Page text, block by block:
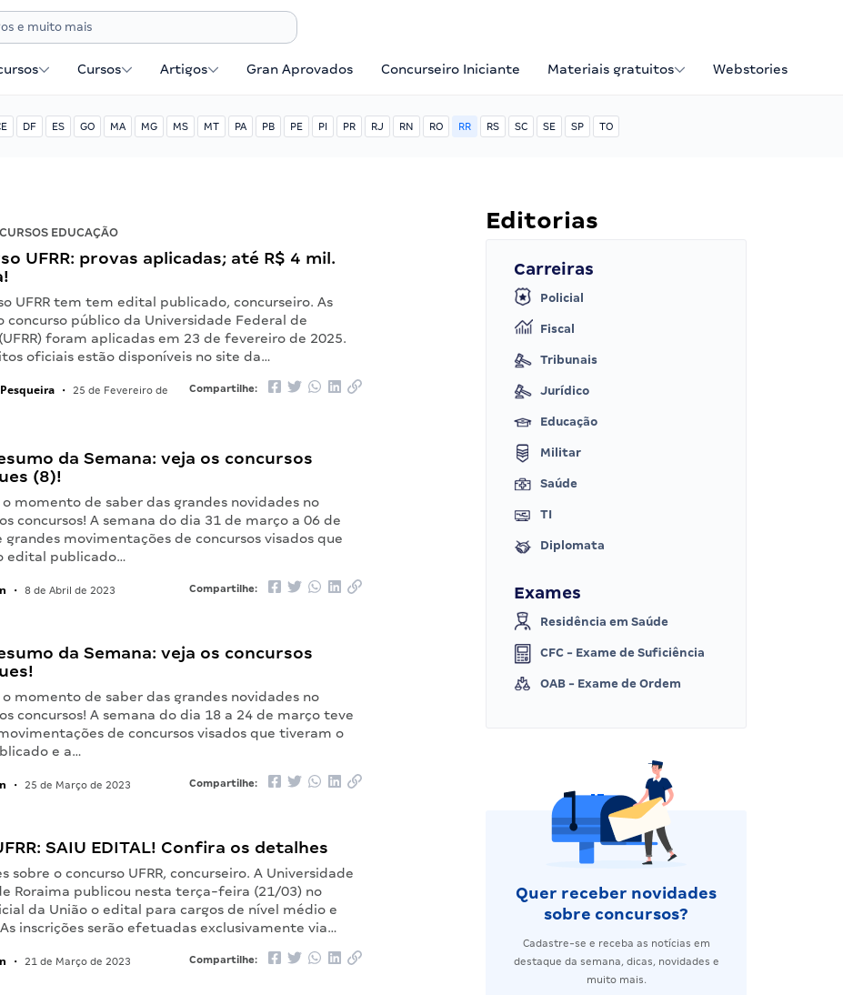
Cursos Artigos Gran Aprovados Concurseiro Iniciante Materiais gratuitos Webstories
DF ES GO MA MG MS MT PA PB PE PI PR RJ RN RO RR RS SC SE SP TO
EDUCAÇÃO
UFRR: provas aplicadas; até R$ 4 mil.
UFRR tem tem edital publicado, concurseiro. As
concurso público da Universidade Federal de
foram aplicadas em 23 de fevereiro de 2025.
oficiais estão disponíveis no site da…
•
25 de Fevereiro de
Compartilhe:
da Semana: veja os concursos
(8)!
o momento de saber das grandes novidades no
concursos! A semana do dia 31 de março a 06 de
grandes movimentações de concursos visados que
edital publicado…
• 8 de Abril de 2023 Compartilhe:
da Semana: veja os concursos
o momento de saber das grandes novidades no
concursos! A semana do dia 18 a 24 de março teve
de concursos visados que tiveram o
e a…
• 25 de Março de 2023 Compartilhe:
SAIU EDITAL! Confira os detalhes
sobre o concurso UFRR, concurseiro. A Universidade
Roraima publicou nesta terça-feira (21/03) no
da União o edital para cargos de nível médio e
inscrições serão efetuadas exclusivamente via…
• 21 de Março de 2023 Compartilhe:
Editorias
Carreiras
Policial
Fiscal
Tribunais
Jurídico
Educação
Militar
Saúde
TI
Diplomata
Exames
Residência em Saúde
CFC - Exame de Suficiência
OAB - Exame de Ordem
Quer receber novidades
sobre concursos?
Cadastre-se e receba as notícias em
destaque da semana, dicas, novidades e
muito mais.